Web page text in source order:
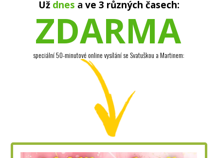
Už dnes a ve 3 různých časech:
ZDARMA
speciální 50-minutové online vysílání se Svatuškou a Martinem: